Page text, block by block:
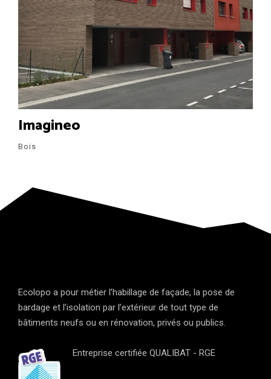
Imagineo
Bois
Ecolopo a pour métier l’habillage de façade, la pose de
bardage et l’isolation par l’extérieur de tout type de
bâtiments neufs ou en rénovation, privés ou publics.
Entreprise certifiée QUALIBAT - RGE